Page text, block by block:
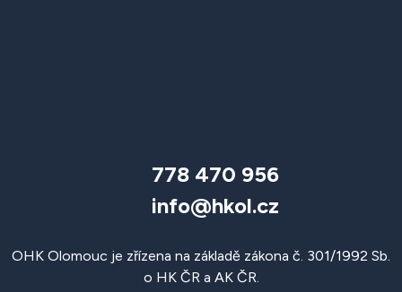
778 470 956
info@hkol.cz
OHK Olomouc je zřízena na základě zákona č. 301/1992 Sb.
o HK ČR a AK ČR.